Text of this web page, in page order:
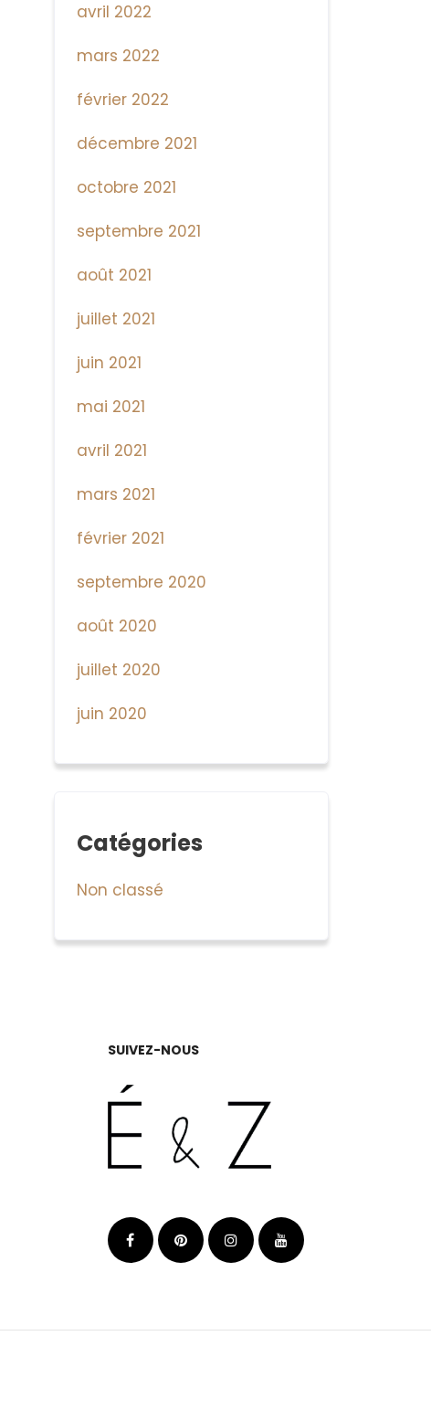
avril 2022
mars 2022
février 2022
décembre 2021
octobre 2021
septembre 2021
août 2021
juillet 2021
juin 2021
mai 2021
avril 2021
mars 2021
février 2021
septembre 2020
août 2020
juillet 2020
juin 2020
Catégories
Non classé
SUIVEZ-NOUS